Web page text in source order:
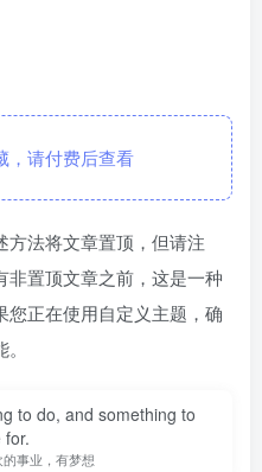
请付费后查看
方法将文章置顶，但请注
置顶文章之前，这是一种
正在使用自定义主题，确
to do, and something to
for.
事业，有梦想